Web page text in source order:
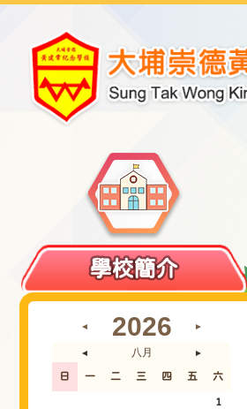
學校簡介
◄ 2026 ►
◄ 八月 ►
日 一 二 三 四 五 六
1